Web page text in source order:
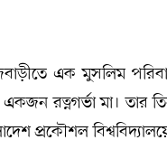
এক মুসলিম
একজন রত্নগর্ভা মা। তার
প্রকৌশল